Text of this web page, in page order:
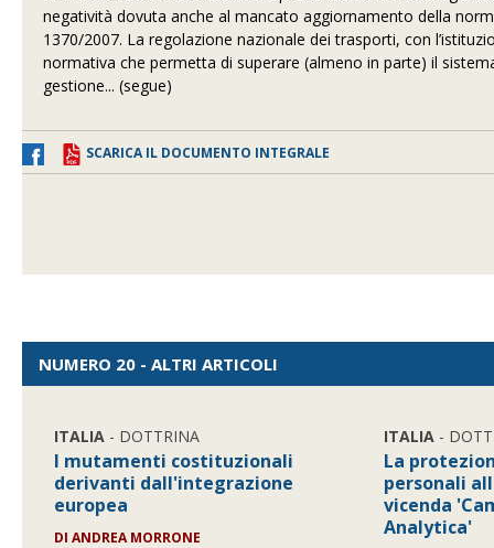
negatività dovuta anche al mancato aggiornamento della
1370/2007. La regolazione nazionale dei trasporti, con
normativa che permetta di superare (almeno in parte) il
gestione... (segue)
SCARICA IL DOCUMENTO INTEGRALE
NUMERO 20 - ALTRI ARTICOLI
ITALIA - DOTTRINA
I mutamenti costituzionali
derivanti dall'integrazione
europea
DIANDREA MORRONE
ITALIA -
La
personali
vicenda
Analytica'